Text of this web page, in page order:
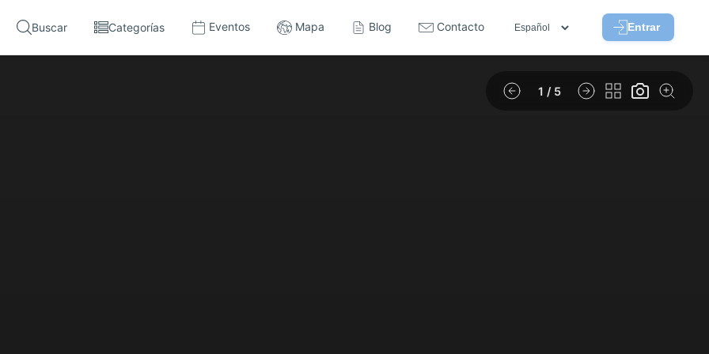
Buscar Categorías Eventos Mapa Blog Contacto Entrar
1 / 5